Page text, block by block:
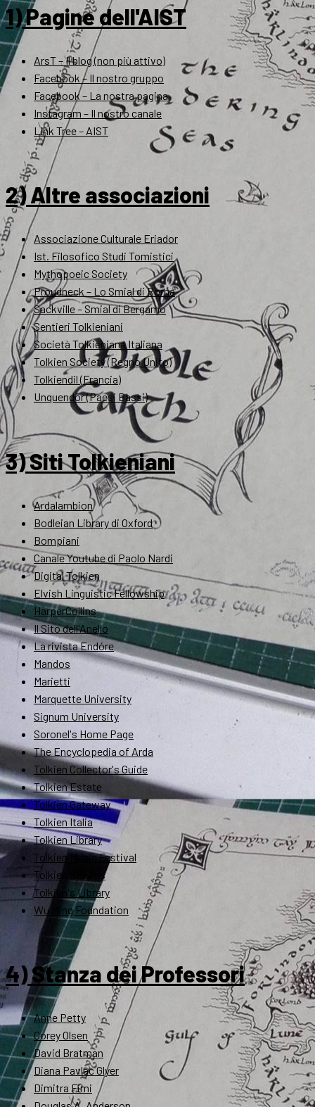
1) Pagine dell'AIST
ArsT – Il blog (non più attivo)
Facebook – Il nostro gruppo
Facebook – La nostra pagina
Instagram – Il nostro canale
Link Tree – AIST
2) Altre associazioni
Associazione Culturale Eriador
Ist. Filosofico Studi Tomistici
Mythopoeic Society
Proudneck – Lo Smial di Roma
Sackville – Smial di Bergamo
Sentieri Tolkieniani
Società Tolkieniana Italiana
Tolkien Society (Regno Unito)
Tolkiendil (Francia)
Unquendor (Paesi Bassi)
3) Siti Tolkieniani
Ardalambion
Bodleian Library di Oxford
Bompiani
Canale Youtube di Paolo Nardi
Digital Tolkien
Elvish Linguistic Fellowship
HarperCollins
Il Sito dell'Anello
La rivista Endóre
Mandos
Marietti
Marquette University
Signum University
Soronel's Home Page
The Encyclopedia of Arda
Tolkien Collector's Guide
Tolkien Estate
Tolkien Gateway
Tolkien Italia
Tolkien Library
Tolkien Music Festival
Tolkien Studies
Tolkien's Library
Wu Ming Foundation
4) Stanza dei Professori
Anne Petty
Corey Olsen
David Bratman
Diana Pavlac Glyer
Dimitra Fimi